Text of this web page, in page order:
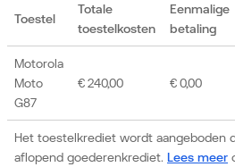
Toestel
Totale
toestelkosten
Eenmalige
betaling
Het toestelkrediet wordt aangeboden
aflopend goederenkrediet. Lees meer
Motorola
Moto
G87
€ 240,00 € 0,00